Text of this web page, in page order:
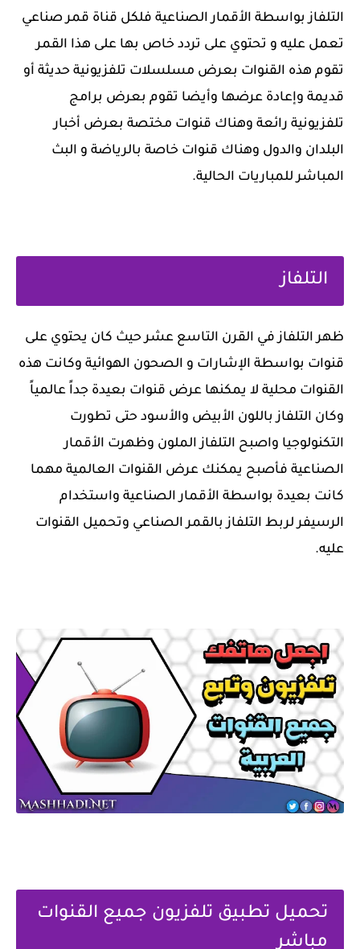
التلفاز بواسطة الأقمار الصناعية فلكل قناة قمر صناعي
تعمل عليه و تحتوي على تردد خاص بها على هذا القمر
تقوم هذه القنوات بعرض مسلسلات تلفزيونية حديثة أو
قديمة وإعادة عرضها وأيضا تقوم بعرض برامج
تلفزيونية رائعة وهناك قنوات مختصة بعرض أخبار
البلدان والدول وهناك قنوات خاصة بالرياضة و البث
المباشر للمباريات الحالية.
‏التلفاز
ظهر التلفاز في القرن التاسع عشر حيث كان يحتوي على
قنوات بواسطة الإشارات و الصحون الهوائية وكانت هذه
القنوات محلية لا يمكنها عرض قنوات بعيدة جداً عالمياً
وكان التلفاز باللون الأبيض والأسود حتى تطورت
التكنولوجيا واصبح التلفاز الملون وظهرت الأقمار
الصناعية فأصبح يمكنك عرض القنوات العالمية مهما
كانت بعيدة بواسطة الأقمار الصناعية واستخدام
الرسيفر لربط التلفاز بالقمر الصناعي وتحميل القنوات
عليه.
تحميل ‏تطبيق تلفزيون جميع القنوات
مباشر